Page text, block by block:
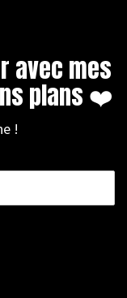
avec mes
plans ❤️
!